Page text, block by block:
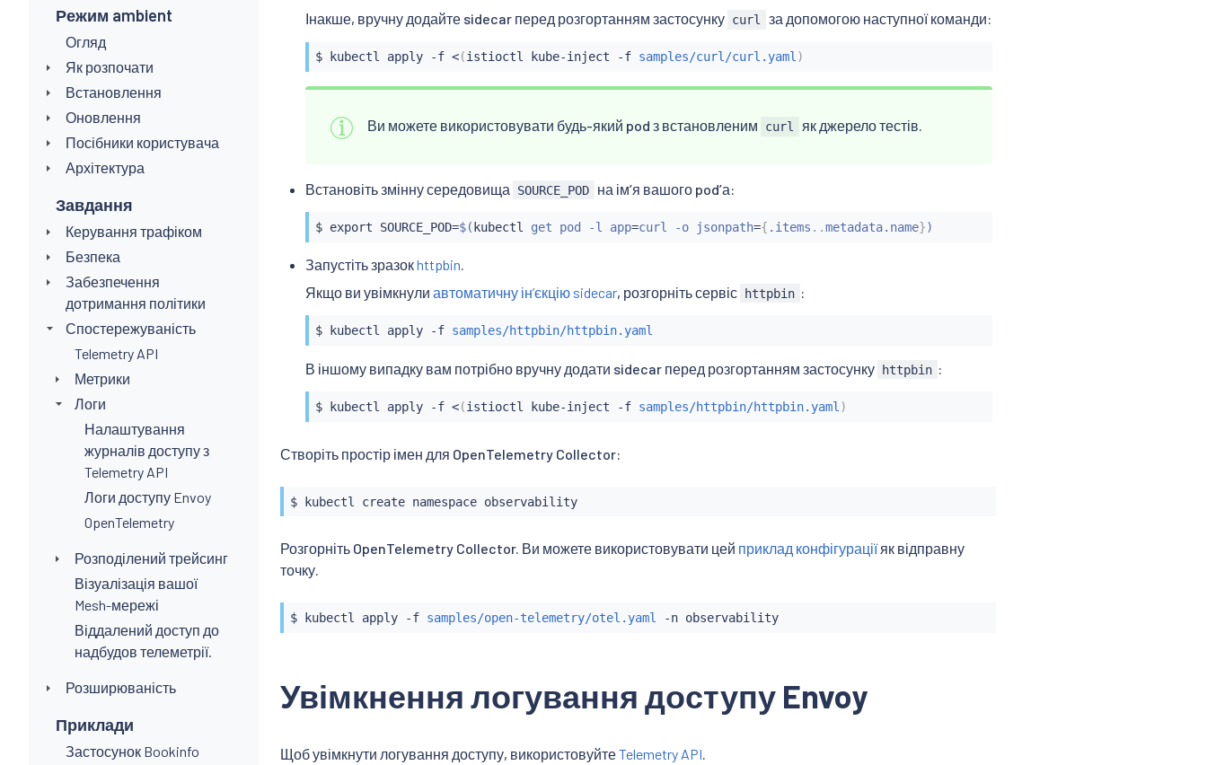
Режим ambient
Огляд
Як розпочати
Встановлення
Оновлення
Посібники користувача
Архітектура
Завдання
Керування трафіком
Безпека
Забезпечення
дотримання політики
Спостережуваність
Telemetry API
Метрики
Логи
Налаштування
журналів доступу з
Telemetry API
Логи доступу Envoy
OpenTelemetry
Розподілений трейсинг
Візуалізація вашої
Mesh-мережі
Віддалений доступ до
надбудов телеметрії.
Розширюваність
Приклади
Застосунок Bookinfo
Інакше, вручну додайте sidecar перед розгортанням застосунку curl за допомогою наступної команди:
$ kubectl apply -f <(istioctl kube-inject -f samples/curl/curl.yaml)
Ви можете використовувати будь-який pod з встановленим curl як джерело тестів.
Встановіть змінну середовища SOURCE_POD на імʼя вашого podʼа:
$ export SOURCE_POD=$( kubectl get pod -l app=curl -o jsonpath={ .items ..metadata.name})
Запустіть зразокhttpbin.
Якщо ви увімкнули автоматичну інʼєкцію sidecar, розгорніть сервіс httpbin :
$ kubectl apply -f samples/httpbin/httpbin.yaml
В іншому випадку вам потрібно вручну додати sidecar перед розгортанням застосунку httpbin :
$ kubectl apply -f <(istioctl kube-inject -f samples/httpbin/httpbin.yaml )
Створіть простір імен для OpenTelemetry Collector:
$ kubectl create namespace observability
Розгорніть OpenTelemetry Collector. Ви можете використовувати цей приклад конфігураціїяк відправну
точку.
$ kubectl apply -f samples/open-telemetry/otel.yaml -n observability
Увімкнення логування доступу Envoy
Щоб увімкнути логування доступу, використовуйтеTelemetry API.